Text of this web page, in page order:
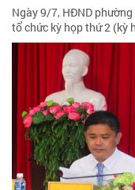
Ngày 9/7, HĐND
tổ chức kỳ họp thứ 2 (kỳ